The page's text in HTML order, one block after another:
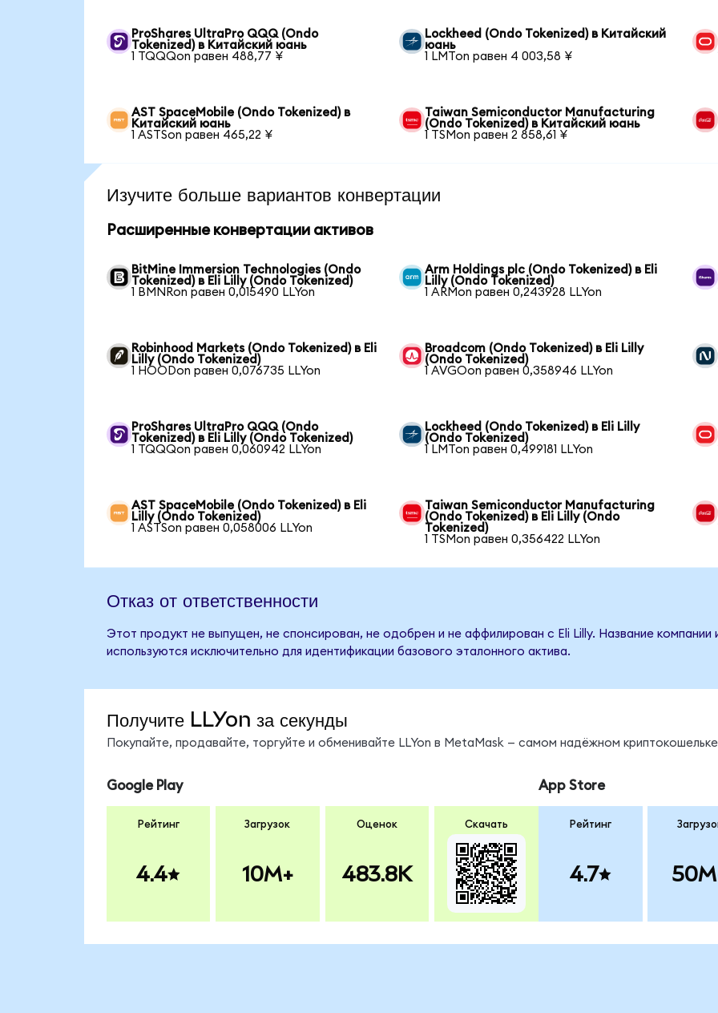
ProShares UltraPro QQQ (Ondo
Tokenized) в Китайский юань
1 TQQQon равен 488,77 ¥
Lockheed (Ondo Tokenized) в Китайский
юань
1 LMTon равен 4 003,58 ¥
AST SpaceMobile (Ondo Tokenized) в
Китайский юань
1 ASTSon равен 465,22 ¥
Taiwan Semiconductor Manufacturing
(Ondo Tokenized) в Китайский юань
1 TSMon равен 2 858,61 ¥
Изучите больше вариантов конвертации
Расширенные конвертации активов
BitMine Immersion Technologies (Ondo
Tokenized) в Eli Lilly (Ondo Tokenized)
1 BMNRon равен 0,015490 LLYon
Arm Holdings plc (Ondo Tokenized) в Eli
Lilly (Ondo Tokenized)
1 ARMon равен 0,243928 LLYon
Robinhood Markets (Ondo Tokenized) в Eli
Lilly (Ondo Tokenized)
1 HOODon равен 0,076735 LLYon
Broadcom (Ondo Tokenized) в Eli Lilly
(Ondo Tokenized)
1 AVGOon равен 0,358946 LLYon
ProShares UltraPro QQQ (Ondo
Tokenized) в Eli Lilly (Ondo Tokenized)
1 TQQQon равен 0,060942 LLYon
Lockheed (Ondo Tokenized) в Eli Lilly
(Ondo Tokenized)
1 LMTon равен 0,499181 LLYon
AST SpaceMobile (Ondo Tokenized) в Eli
Lilly (Ondo Tokenized)
1 ASTSon равен 0,058006 LLYon
Taiwan Semiconductor Manufacturing
(Ondo Tokenized) в Eli Lilly (Ondo
Tokenized)
1 TSMon равен 0,356422 LLYon
Отказ от ответственности
Этот продукт не выпущен, не спонсирован, не одобрен и не аффилирован с Eli Lilly. Название компании
используются исключительно для идентификации базового эталонного актива.
Получите LLYon за секунды
Покупайте, продавайте, торгуйте и обменивайте LLYon в MetaMask — самом надёжном
Google Play
Рейтинг
4.4
Загрузок
10M+
Оценок
483.8K
Скачать
App Store
Рейтинг
4.7